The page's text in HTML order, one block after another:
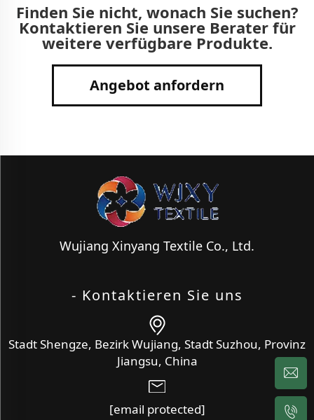
Finden Sie nicht, wonach Sie suchen?
Kontaktieren Sie unsere Berater für
weitere verfügbare Produkte.
Angebot anfordern
Wujiang Xinyang Textile Co., Ltd.
- Kontaktieren Sie uns
Stadt Shengze, Bezirk Wujiang, Stadt Suzhou, Provinz
Jiangsu, China
[email protected]